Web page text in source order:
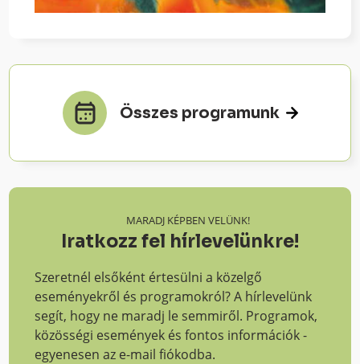
Összes programunk
MARADJ KÉPBEN VELÜNK!
Iratkozz fel hírlevelünkre!
Szeretnél elsőként értesülni a közelgő
eseményekről és programokról? A hírlevelünk
segít, hogy ne maradj le semmiről. Programok,
közösségi események és fontos információk -
egyenesen az e-mail fiókodba.